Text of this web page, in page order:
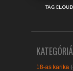
TAG CLOUD
18-as karika